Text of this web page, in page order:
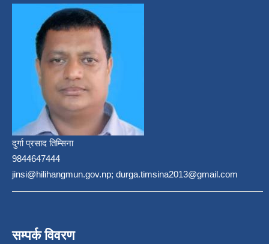
दुर्गा प्रसाद तिम्सिना
9844647444
jinsi@hilihangmun.gov.np; durga.timsina2013@gmail.com
सम्पर्क विवरण